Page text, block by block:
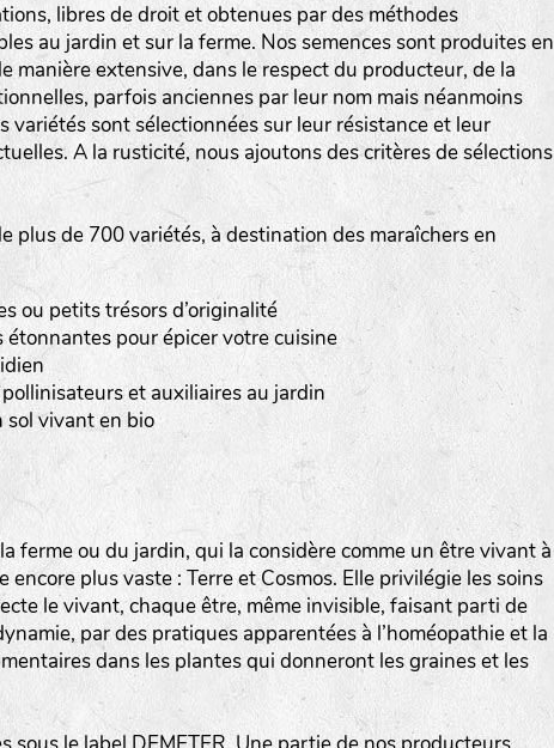
libres de droit et obtenues par des méthodes
au jardin et sur la ferme. Nos semences sont produites en
manière extensive, dans le respect du producteur, de la
parfois anciennes par leur nom mais néanmoins
sont sélectionnées sur leur résistance et leur
A la rusticité, nous ajoutons des critères de sélections
plus de 700 variétés, à destination des maraîchers en
ou petits trésors d’originalité
pour épicer votre cuisine
et auxiliaires au jardin
sol vivant en bio
ferme ou du jardin, qui la considère comme un être vivant à
plus vaste : Terre et Cosmos. Elle privilégie les soins
le vivant, chaque être, même invisible, faisant parti de
par des pratiques apparentées à l’homéopathie et la
dans les plantes qui donneront les graines et les
LA RÉFÉRENCE :F BEL20BPA1A (en haut à gauche)
F : Fleurs.
Les autres catégories étant :
E
: Engrais vert
L: Légumes
A: Aromatiques
BEL : Code de la variété
(Ici Belle de nuit)
20 : Année de récolte
(ici 2020)
BPA : Initiales du producteur ou du fournisseur de la
semence.
1 : Numéro d’ordre du lot
A : Sans calibre.
: Gros
: Moyen calibre
P: Petit calibre